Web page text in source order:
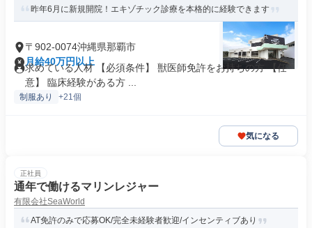
昨年6月に新規開院！エキゾチック診療を本格的に経験できます
〒902-0074沖縄県那覇市
月給40万円以上
求めている人材 【必須条件】 獣医師免許をお持ちの方 【任
意】 臨床経験がある方 ...
制服あり +21個
気になる
正社員
通年で働けるマリンレジャー
有限会社SeaWorld
AT免許のみで応募OK/完全未経験者歓迎/インセンティブあり